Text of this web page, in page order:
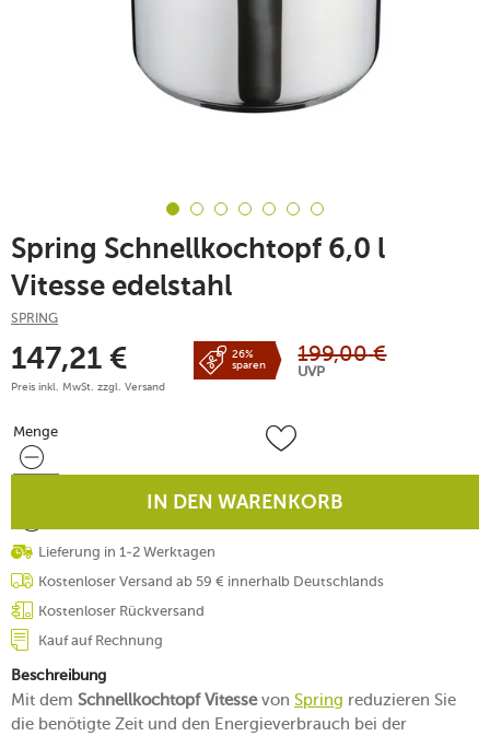
Spring Schnellkochtopf 6,0 l
Vitesse edelstahl
SPRING
147,21 €
Preis inkl. MwSt. zzgl. Versand
26%
sparen
199,00 €
UVP
Menge
Menge
IN DEN WARENKORB
Lieferung in 1-2 Werktagen
Kostenloser Versand ab 59 € innerhalb Deutschlands
Kostenloser Rückversand
Kauf auf Rechnung
Beschreibung
Mit dem Schnellkochtopf Vitessevon Spring reduzieren Sie
die benötigte Zeit und den Energieverbrauch bei der